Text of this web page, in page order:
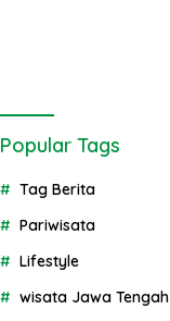
Popular Tags
Tag Berita
Pariwisata
Lifestyle
wisata Jawa Tengah